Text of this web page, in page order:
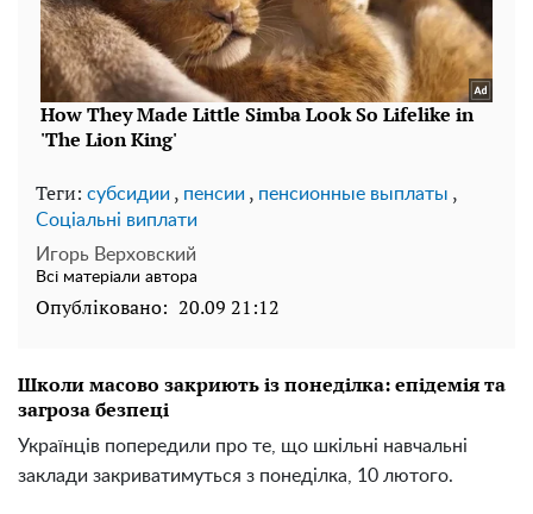
Теги: субсидии , пенсии , пенсионные выплаты ,
Соціальні виплати
Игорь Верховский
Всі матеріали автора
Опубліковано: 20.09 21:12
Школи масово закриють із понеділка: епідемія та
загроза безпеці
Українців попередили про те, що шкільні навчальні
заклади закриватимуться з понеділка, 10 лютого.